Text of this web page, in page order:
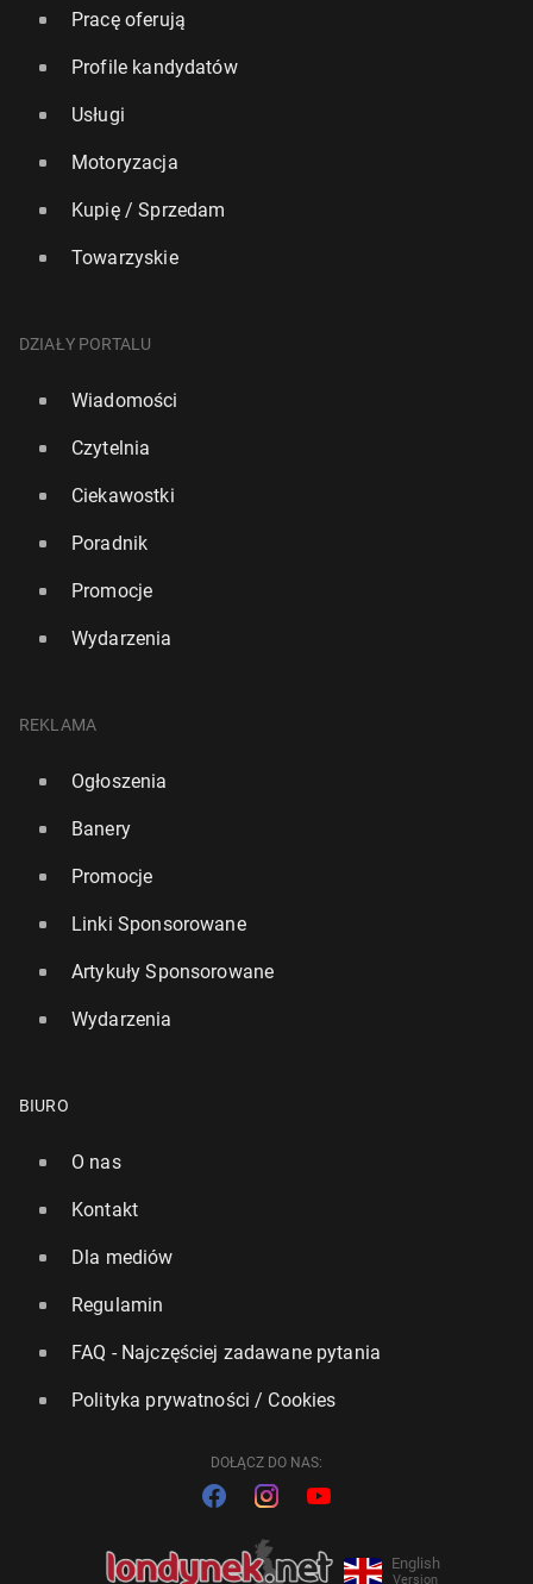
Pracę oferują
Profile kandydatów
Usługi
Motoryzacja
Kupię / Sprzedam
Towarzyskie
DZIAŁY PORTALU
Wiadomości
Czytelnia
Ciekawostki
Poradnik
Promocje
Wydarzenia
REKLAMA
Ogłoszenia
Banery
Promocje
Linki Sponsorowane
Artykuły Sponsorowane
Wydarzenia
BIURO
O nas
Kontakt
Dla mediów
Regulamin
FAQ - Najczęściej zadawane pytania
Polityka prywatności / Cookies
DOŁĄCZ DO NAS:
English
Version